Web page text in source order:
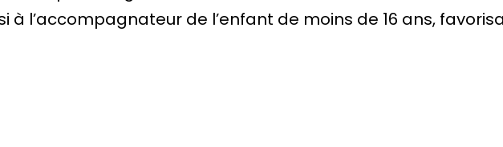
à l’accompagnateur de l’enfant de moins de 16 ans,